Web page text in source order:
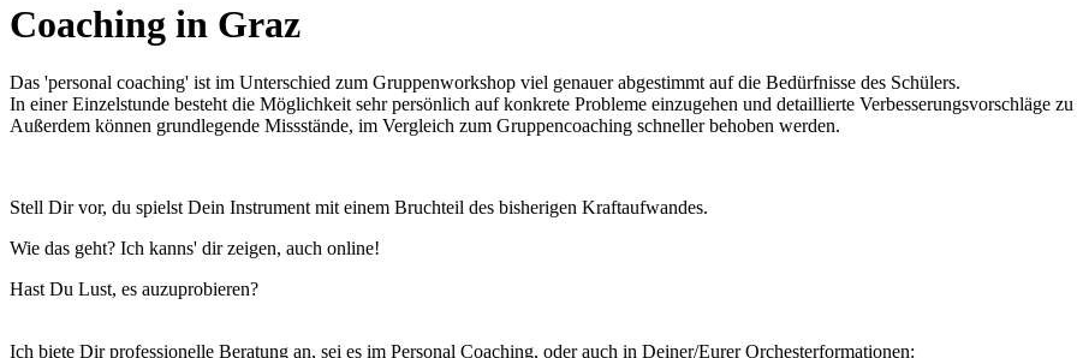
Coaching in Graz
Das 'personal coaching' ist im Unterschied zum Gruppenworkshop viel genauer abgestimmt auf die Bedürfnisse des Schülers.
In einer Einzelstunde besteht die Möglichkeit sehr persönlich auf konkrete Probleme einzugehen und detaillierte Verbesserungsvorschläge zu
Außerdem können grundlegende Missstände, im Vergleich zum Gruppencoaching schneller behoben werden.
Stell Dir vor, du spielst Dein Instrument mit einem Bruchteil des bisherigen Kraftaufwandes.
Wie das geht? Ich kanns' dir zeigen, auch online!
Hast Du Lust, es auzuprobieren?
Ich biete Dir professionelle Beratung an, sei es im Personal Coaching, oder auch in Deiner/Eurer Orchesterformationen: